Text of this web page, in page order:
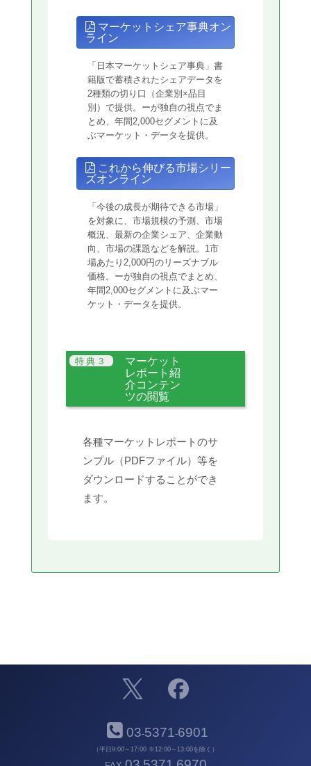
マーケットシェア事典オン
ライン
「日本マーケットシェア事典」書
籍版で蓄積されたシェアデータを
2種類の切り口（企業別×品目
別）で提供。ーが独自の視点でま
とめ、年間2,000セグメントに及
ぶマーケット・データを提供。
これから伸びる市場シリー
ズオンライン
「今後の成長が期待できる市場」
を対象に、市場規模の予測、市場
概況、最新の企業シェア、企業動
向、市場の課題などを解説。1市
場あたり2,000円のリーズナブル
価格。ーが独自の視点でまとめ、
年間2,000セグメントに及ぶマー
ケット・データを提供。
マーケット
レポート紹
介コンテン
ツの閲覧
各種マーケットレポートのサ
ンプル（PDFファイル）等を
ダウンロードすることができ
ます。
03-5371-6901
（平日9:00～17:00 ※12:00～13:00を除く）